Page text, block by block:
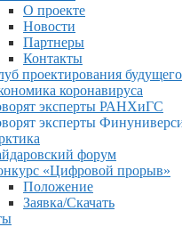
О проекте
Новости
Партнеры
Контакты
проектирования будущего
коронавируса
эксперты РАНХиГС
эксперты
форум
«Цифровой прорыв»
Положение
Заявка/Скачать